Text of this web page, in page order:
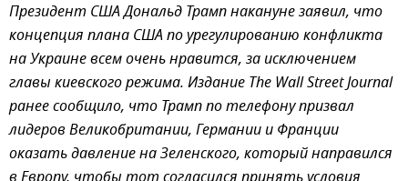
Президент США Дональд Трамп накануне заявил, что
концепция плана США по урегулированию конфликта
на Украине всем очень нравится, за исключением
главы киевского режима. Издание The Wall Street Journal
ранее сообщило, что Трамп по телефону призвал
лидеров Великобритании, Германии и Франции
оказать давление на Зеленского, который направился